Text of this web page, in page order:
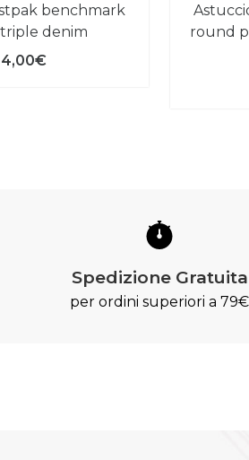
denim
astuccio portapenne seven®
round
Spedizione Gratuita
per ordini superiori a 79€